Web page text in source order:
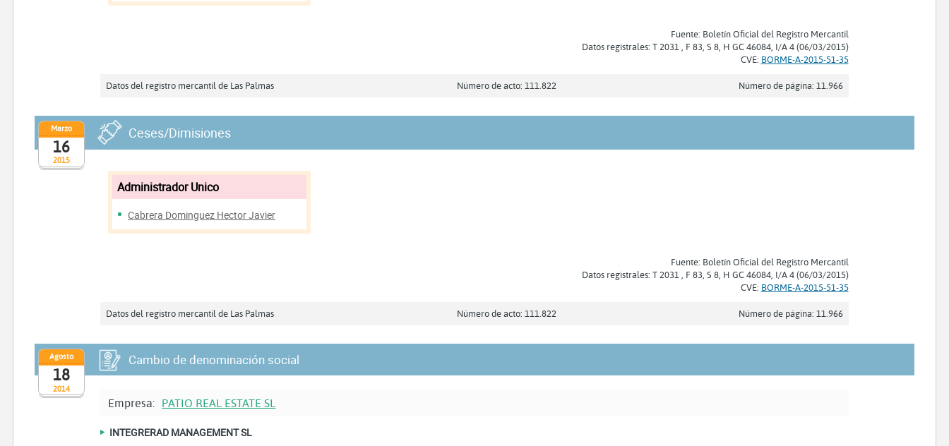
Fuente: Boletín Oficial del Registro Mercantil
Datos registrales: T 2031 , F 83, S 8, H GC 46084, I/A 4 (06/03/2015)
CVE: BORME-A-2015-51-35
Datos del registro mercantil de Las Palmas Número de acto: 111.822 Número de página: 11.966
2015
Marzo
16
Ceses/Dimisiones
Administrador Unico
Cabrera Dominguez Hector Javier
Fuente: Boletín Oficial del Registro Mercantil
Datos registrales: T 2031 , F 83, S 8, H GC 46084, I/A 4 (06/03/2015)
CVE: BORME-A-2015-51-35
Datos del registro mercantil de Las Palmas Número de acto: 111.822 Número de página: 11.966
2014
Agosto
18
Cambio de denominación social
Empresa: PATIO REAL ESTATE SL
INTEGRERAD MANAGEMENT SL